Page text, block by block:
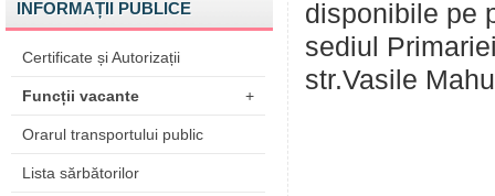
INFORMAȚII PUBLICE
Certificate și Autorizații
Funcții vacante +
Orarul transportului public
Lista sărbătorilor
disponibile pe
sediul
str.Vasile